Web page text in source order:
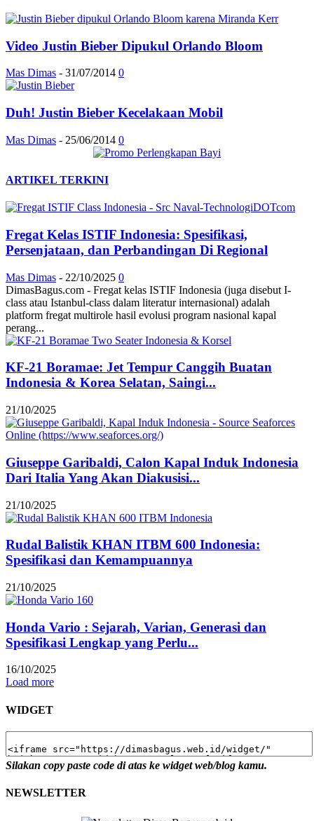
Video Justin Bieber Dipukul Orlando Bloom
Mas Dimas - 31/07/2014 0
Duh! Justin Bieber Kecelakaan Mobil
Mas Dimas - 25/06/2014 0
ARTIKEL TERKINI
Fregat Kelas ISTIF Indonesia: Spesifikasi,
Persenjataan, dan Perbandingan Di Regional
Mas Dimas - 22/10/2025 0
DimasBagus.com - Fregat kelas ISTIF Indonesia (juga disebut I-
class atau Istanbul-class dalam literatur internasional) adalah
platform fregat multirole hasil evolusi program nasional kapal
perang...
KF-21 Boramae: Jet Tempur Canggih Buatan
Indonesia & Korea Selatan, Saingi...
21/10/2025
Giuseppe Garibaldi, Calon Kapal Induk Indonesia
Dari Italia Yang Akan Diakusisi...
21/10/2025
Rudal Balistik KHAN ITBM 600 Indonesia:
Spesifikasi dan Kemampuannya
21/10/2025
Honda Vario : Sejarah, Varian, Generasi dan
Spesifikasi Lengkap yang Perlu...
16/10/2025
Load more
WIDGET
Silakan copy paste code di atas ke widget web/blog kamu.
NEWSLETTER